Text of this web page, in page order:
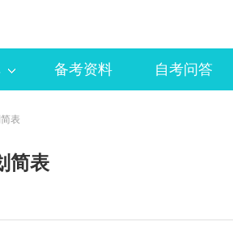
备考资料 自考问答
表
简表